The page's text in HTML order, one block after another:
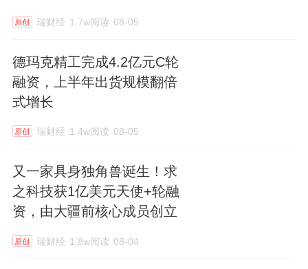
原创 瑞财经 1.7w阅读 08-05
德玛克精工完成4.2亿元C轮
融资，上半年出货规模翻倍
式增长
原创 瑞财经 1.4w阅读 08-05
又一家具身独角兽诞生！求
之科技获1亿美元天使+轮融
资，由大疆前核心成员创立
原创 瑞财经 1.8w阅读 08-04